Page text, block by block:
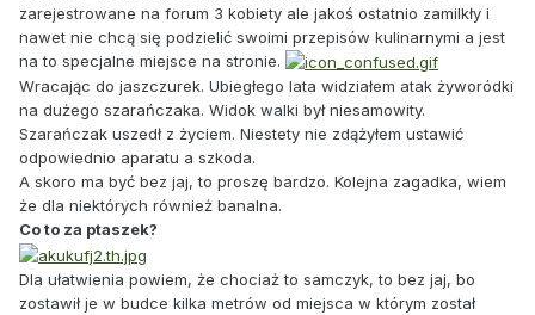
zarejestrowane na forum 3 kobiety ale jakoś ostatnio zamilkły i
nawet nie chcą się podzielić swoimi przepisów kulinarnymi a jest
na to specjalne miejsce na stronie.
Wracając do jaszczurek. Ubiegłego lata widziałem atak żyworódki
na dużego szarańczaka. Widok walki był niesamowity.
Szarańczak uszedł z życiem. Niestety nie zdążyłem ustawić
odpowiednio aparatu a szkoda.
A skoro ma być bez jaj, to proszę bardzo. Kolejna zagadka, wiem
że dla niektórych również banalna.
Co to za ptaszek?
Dla ułatwienia powiem, że chociaż to samczyk, to bez jaj, bo
zostawił je w budce kilka metrów od miejsca w którym został